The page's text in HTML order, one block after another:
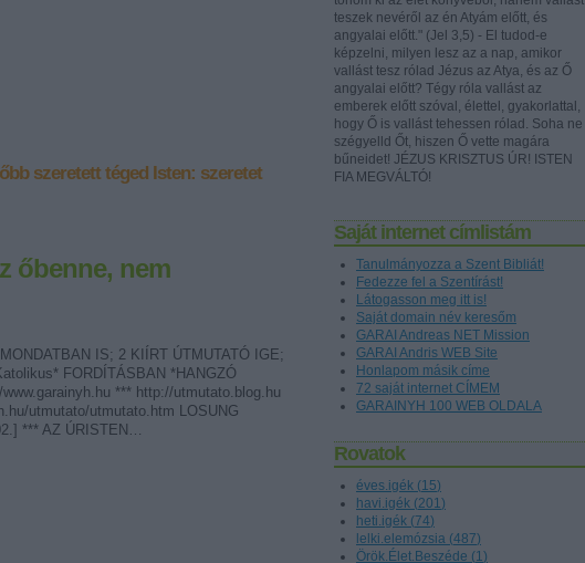
teszek nevéről az én Atyám előtt, és
angyalai előtt." (Jel 3,5) - El tudod-e
képzelni, milyen lesz az a nap, amikor
vallást tesz rólad Jézus az Atya, és az Ő
angyalai előtt? Tégy róla vallást az
emberek előtt szóval, élettel, gyakorlattal,
hogy Ő is vallást tehessen rólad. Soha ne
szégyelld Őt, hiszen Ő vette magára
bűneidet! JÉZUS KRISZTUS ÚR! ISTEN
FIA MEGVÁLTÓ!
Saját internet címlistám
Tanulmányozza a Szent Bibliát!
Fedezze fel a Szentírást!
Látogasson meg itt is!
Saját domain név keresőm
GARAI Andreas NET Mission
GARAI Andris WEB Site
Honlapom másik címe
72 saját internet CÍMEM
GARAINYH 100 WEB OLDALA
Rovatok
éves.igék (15)
havi.igék (201)
heti.igék (74)
lelki.elemózsia (487)
Örök.Élet.Beszéde (1)
szeretett téged Isten: szeretet
őbenne, nem
IS; 2 KIÍRT ÚTMUTATÓ IGE;
FORDÍTÁSBAN *HANGZÓ
*** http://utmutato.blog.hu
utmutato/utmutato.htm LOSUNG
*** AZ ÚRISTEN…